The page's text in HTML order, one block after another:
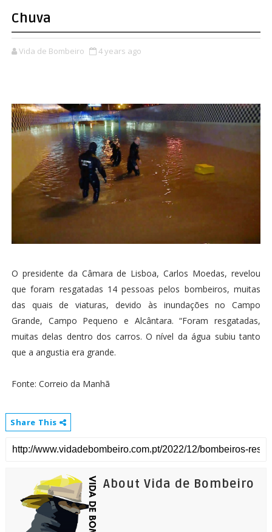
Chuva
Vida de Bombeiro 4 years ago
O presidente da Câmara de Lisboa, Carlos Moedas, revelou
que foram resgatadas 14 pessoas pelos bombeiros, muitas
das quais de viaturas, devido às inundações no Campo
Grande, Campo Pequeno e Alcântara. “Foram resgatadas,
muitas delas dentro dos carros. O nível da água subiu tanto
que a angustia era grande.
Fonte: Correio da Manhã
Share This
About Vida de Bombeiro